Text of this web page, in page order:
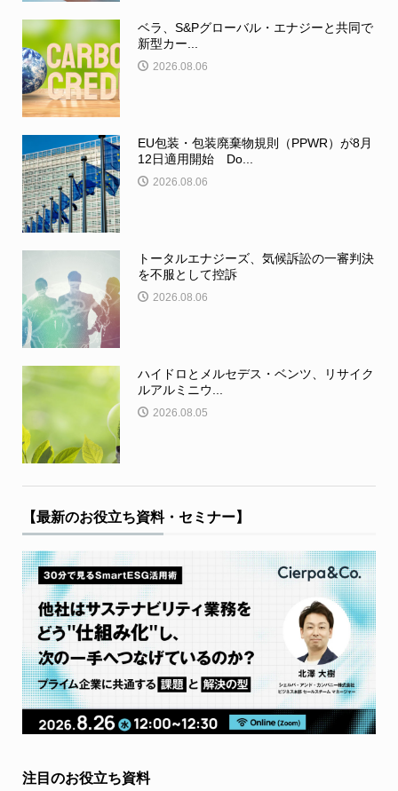
ベラ、S&Pグローバル・エナジーと共同で
新型カー...
2026.08.06
EU包装・包装廃棄物規則（PPWR）が8月
12日適用開始 Do...
2026.08.06
トータルエナジーズ、気候訴訟の一審判決
を不服として控訴
2026.08.06
ハイドロとメルセデス・ベンツ、リサイク
ルアルミニウ...
2026.08.05
【最新のお役立ち資料・セミナー】
注目のお役立ち資料